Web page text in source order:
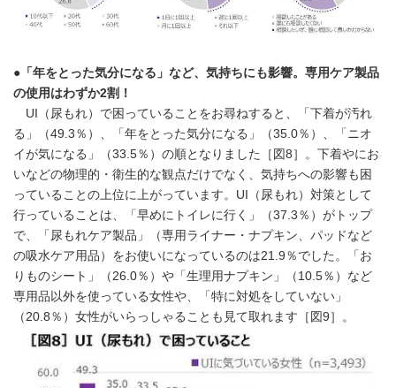
●「年をとった気分になる」など、気持ちにも影響。専用ケア製品
の使用はわずか2割！
UI（尿もれ）で困っていることをお尋ねすると、「下着が汚れ
る」（49.3％）、「年をとった気分になる」（35.0％）、「ニオ
イが気になる」（33.5％）の順となりました［図8］。下着やにお
いなどの物理的・衛生的な観点だけでなく、気持ちへの影響も困
っていることの上位に上がっています。UI（尿もれ）対策として
行っていることは、「早めにトイレに行く」（37.3％）がトップ
で、「尿もれケア製品」（専用ライナー・ナプキン、パッドなど
の吸水ケア用品）をお使いになっているのは21.9％でした。「お
りものシート」（26.0％）や「生理用ナプキン」（10.5％）など
専用品以外を使っている女性や、「特に対処をしていない」
（20.8％）女性がいらっしゃることも見て取れます［図9］。